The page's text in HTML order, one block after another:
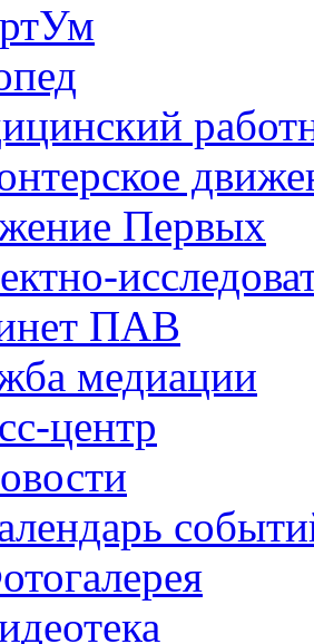
Первых
ПАВ
медиации
центр